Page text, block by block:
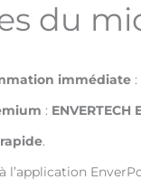
du
immédiate
: ENVERTECH
.
l’application